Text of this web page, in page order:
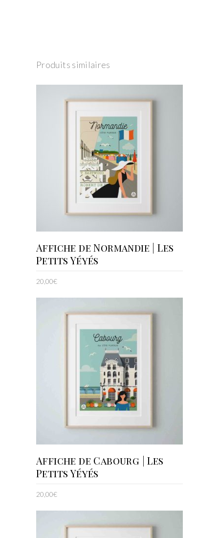
Produits similaires
AJOUTER AU PANIER
Affiche de Normandie | Les
Petits Yéyés
20,00€
AJOUTER AU PANIER
Affiche de Cabourg | Les
Petits Yéyés
20,00€